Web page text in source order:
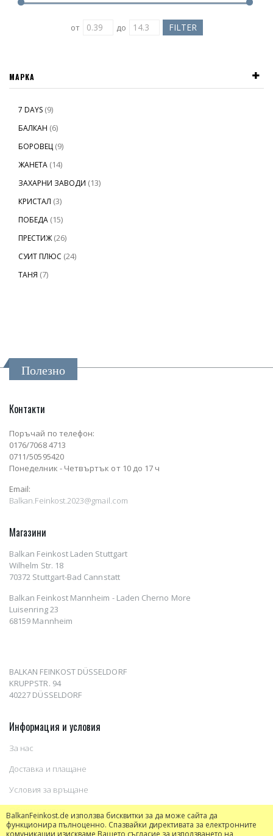
от до
МАРКА
7 DAYS (9)
БАЛКАН (6)
БОРОВЕЦ (9)
ЖАНЕТА (14)
ЗАХАРНИ ЗАВОДИ (13)
КРИСТАЛ (3)
ПОБЕДА (15)
ПРЕСТИЖ (26)
СУИТ ПЛЮС (24)
ТАНЯ (7)
Полезно
Контакти
Поръчай по телефон:
0176/7068 4713
0711/50595420
Понеделник - Четвъртък от 10 до 17 ч
Email:
Balkan.Feinkost.2023@gmail.com
Магазини
Balkan Feinkost Laden Stuttgart
Wilhelm Str. 18
70372 Stuttgart-Bad Cannstatt
Balkan Feinkost Mannheim - Laden Cherno More
Luisenring 23
68159 Mannheim
BALKAN FEINKOST DÜSSELDORF
KRUPPSTR. 94
40227 DÜSSELDORF
Информация и условия
За нас
Доставка и плащане
Условия за връщане
Общи условия
Информация относно бисквитки
BalkanFeinkost.de използва бисквитки за да може сайта да
функционира пълноценно. Спазвайки директивата за електронните
комуникации изискваме Вашето съгласие за използването на